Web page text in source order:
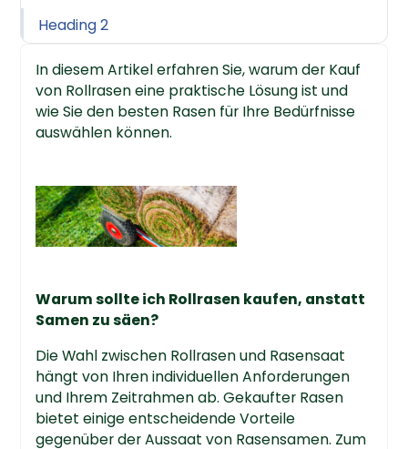
Heading 2
In diesem Artikel erfahren Sie, warum der Kauf
von Rollrasen eine praktische Lösung ist und
wie Sie den besten Rasen für Ihre Bedürfnisse
auswählen können.
Warum sollte ich Rollrasen kaufen, anstatt
Samen zu säen?
Die Wahl zwischen Rollrasen und Rasensaat
hängt von Ihren individuellen Anforderungen
und Ihrem Zeitrahmen ab. Gekaufter Rasen
bietet einige entscheidende Vorteile
gegenüber der Aussaat von Rasensamen. Zum